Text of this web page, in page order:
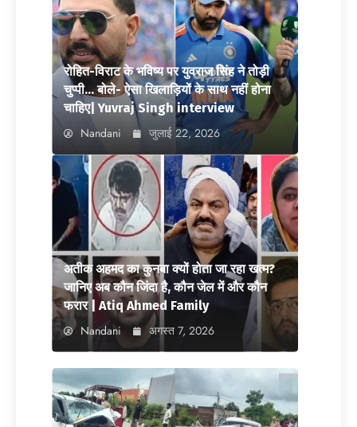
रोहित-विराट के भविष्य पर युवराज सिंह ने तोड़ी
चुप्पी… बोले- ऐसा खिलाड़ियों के साथ नहीं होना
चाहिए| Yuvraj Singh interview
Nandani जुलाई 22, 2026
अतीक अहमद का कुनबा क्यों होता जा रहा खत्म?
जानिए अब कौन जिंदा है, कौन जेल में और कौन
फरार | Atiq Ahmed Family
Nandani अगस्त 7, 2026